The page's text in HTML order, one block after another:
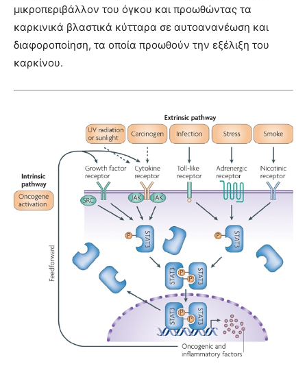
μικροπεριβάλλον του όγκου και προωθώντας τα
καρκινικά βλαστικά κύτταρα σε αυτοανανέωση και
διαφοροποίηση, τα οποία προωθούν την εξέλιξη του
καρκίνου.